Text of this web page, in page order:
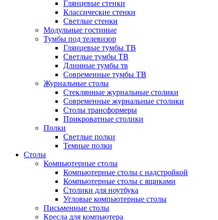
Глянцевые стенки
Классические стенки
Светлые стенки
Модульные гостиные
Тумбы под телевизор
Глянцевые тумбы ТВ
Светлые тумбы ТВ
Длинные тумбы тв
Современные тумбы ТВ
Журнальные столы
Стеклянные журнальные столики
Современные журнальные столики
Столы трансформеры
Прикроватные столики
Полки
Светлые полки
Темные полки
Столы
Компьютерные столы
Компьютерные столы с надстройкой
Компьютерные столы с ящиками
Столики для ноутбука
Угловые компьютерные столы
Письменные столы
Кресла для компьютера